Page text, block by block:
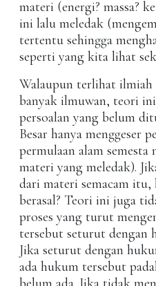
materi (energi? massa?
ini lalu meledak
tertentu sehingga
seperti yang kita lihat
Walaupun terlihat ilmiah
banyak ilmuwan, teori
persoalan yang belum
Besar hanya menggeser
permulaan alam semesta
materi yang meledak).
dari materi semacam
berasal? Teori ini juga
proses yang turut
tersebut seturut dengan
Jika seturut dengan
ada hukum tersebut